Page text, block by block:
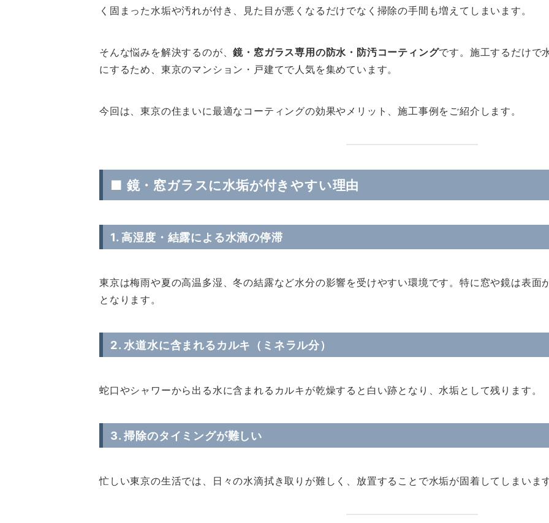
く固まった水垢や汚れが付き、見た目が悪くなるだけでなく掃除の手間も増えてしまいます。
そんな悩みを解決するのが、鏡・窓ガラス専用の防水・防汚コーティングです。施工するだけで
にするため、東京のマンション・戸建てで人気を集めています。
今回は、東京の住まいに最適なコーティングの効果やメリット、施工事例をご紹介します。
■ 鏡・窓ガラスに水垢が付きやすい理由
1. 高湿度・結露による水滴の停滞
東京は梅雨や夏の高温多湿、冬の結露など水分の影響を受けやすい環境です。特に窓や鏡は表面
となります。
2. 水道水に含まれるカルキ（ミネラル分）
蛇口やシャワーから出る水に含まれるカルキが乾燥すると白い跡となり、水垢として残ります。
3. 掃除のタイミングが難しい
忙しい東京の生活では、日々の水滴拭き取りが難しく、放置することで水垢が固着してしまいま